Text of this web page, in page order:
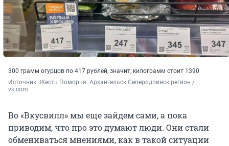
300 грамм огурцов по 417 рублей, значит, килограмм стоит 1390
Источник: Жесть Поморья: Архангельск Северодвинск регион /
vk.com
Во «Вкусвилл» мы еще зайдем сами, а пока
приводим, что про это думают люди. Они стали
обмениваться мнениями, как в такой ситуации